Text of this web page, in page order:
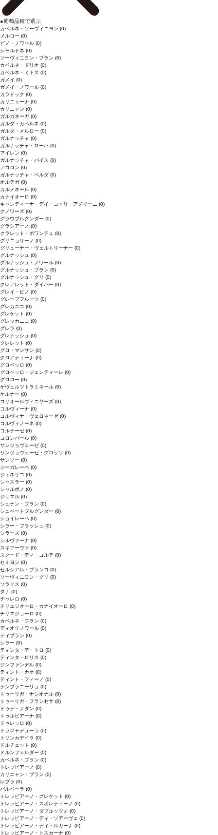
●葡萄品種で選ぶ
カベルネ・ソーヴィニヨン (0)
メルロー (0)
ピノ・ノワール (0)
シャルドネ (0)
ソーヴィニヨン・ブラン (0)
カベルネ・ドリオ (0)
カベルネ・ミトス (0)
ガメイ (0)
ガメイ・ノワール (0)
カラドック (0)
カリニェーナ (0)
カリニャン (0)
ガルガネーガ (0)
ガルダ・カベルネ (0)
ガルダ・メルロー (0)
ガルナッチャ (0)
ガルナッチャ・ローハ (0)
アイレン (0)
ガルナッチャ・パイス (0)
アコロン (0)
ガルナッチャ・ペルダ (0)
オルテガ (0)
カルメネール (0)
カナイオーロ (0)
キャンティーナ・デイ・コッリ・アメリーニ (0)
クノワーズ (0)
グラウブルグンダー (0)
グラシアーノ (0)
クラレット・ボワンテュ (0)
グリニョリーノ (0)
グリューナー・ヴェルトリーナー (0)
グルナッシュ (0)
グルナッシュ・ノワール (0)
グルナッシュ・ブラン (0)
グルナッシュ・グリ (0)
クレアレット・ダイバー (0)
グレイ・ピノ (0)
グレープフルーツ (0)
グレカニコ (0)
グレケット (0)
グレッカニコ (0)
グレラ (0)
グレナッシュ (0)
クレレット (0)
グロ・マンサン (0)
クロアティーナ (0)
グロペッロ (0)
グロペッロ・ジェンティーレ (0)
グロロー (0)
ゲヴュルツトラミネール (0)
ケルナー (0)
コリオールヴィニヤーズ (0)
コルヴィーナ (0)
コルヴィナ・ヴェロネーゼ (0)
コルヴィノーネ (0)
コルテーゼ (0)
コロンバール (0)
サンジョヴェーゼ (0)
サンジョヴェーゼ・グロッソ (0)
サンソー (0)
ジーガレーベ (0)
ジェネリコ (0)
シャスラー (0)
シャルボノ (0)
ジュエル (0)
シュナン・ブラン (0)
シュペートブルグンダー (0)
ショイレーベ (0)
シラー・ブラッシュ (0)
シラーズ (0)
シルヴァーナ (0)
スキアーヴァ (0)
スクード・ディ・コルテ (0)
セミヨン (0)
セルシアル・ブランコ (0)
ソーヴィニヨン・グリ (0)
ソラリス (0)
タナ (0)
チャレロ (0)
チリエジオーロ・カナイオーロ (0)
チリエジョーロ (0)
カベルネ・フラン (0)
ディオリノワール (0)
ティブラン (0)
シラー (0)
ティンタ・デ・トロ (0)
ティンタ・ロリス (0)
ジンファンデル (0)
ティント・カオ (0)
ティント・フィーノ (0)
テンプラニーリョ (0)
トゥーリガ・ナシオナル (0)
トゥーリガ・フランセサ (0)
ドゥデ・ノダン (0)
トゥルビアーナ (0)
ドゥレッロ (0)
トラジャデューラ (0)
トリンカデイラ (0)
ドルチェット (0)
ドルンフェルダー (0)
カベルネ・ブラン (0)
トレッビアーノ (0)
カリニャン・ブラン (0)
レブラ (0)
バルベーラ (0)
トレッビアーノ・グレケット (0)
トレッビアーノ・スポレティーノ (0)
トレッビアーノ・ダブルッツォ (0)
トレッビアーノ・ディ・ソアーヴェ (0)
トレッビアーノ・ディ・ルガーナ (0)
トレッビアーノ・トスカーナ (0)